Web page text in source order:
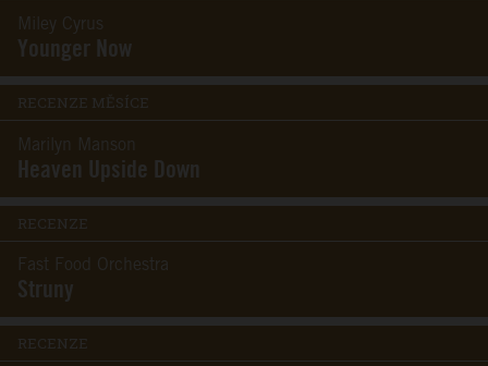
Miley Cyrus
Younger Now
RECENZE MĚSÍCE
Marilyn Manson
Heaven Upside Down
RECENZE
Fast Food Orchestra
Struny
RECENZE